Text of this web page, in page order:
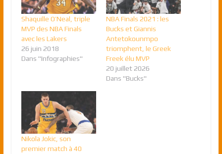
Shaquille O’Neal, triple
MVP des NBA Finals
avec les Lakers
26 juin 2018
Dans "Infographies"
NBA Finals 2021 : les
Bucks et Giannis
Antetokounmpo
triomphent, le Greek
Freek élu MVP
20 juillet 2026
Dans "Bucks"
Nikola Jokic, son
premier match à 40